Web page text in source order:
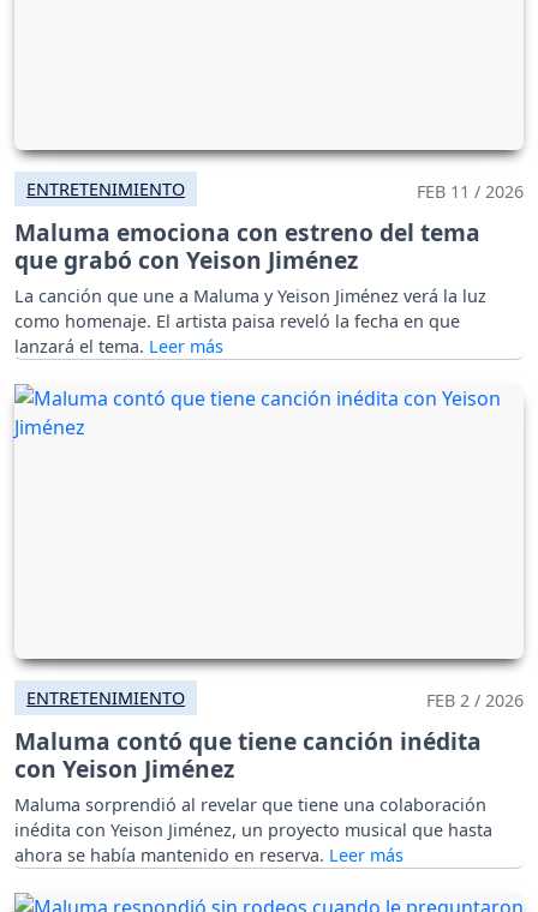
ENTRETENIMIENTO FEB 11 / 2026
Maluma emociona con estreno del tema
que grabó con Yeison Jiménez
La canción que une a Maluma y Yeison Jiménez verá la luz
como homenaje. El artista paisa reveló la fecha en que
lanzará el tema.
ENTRETENIMIENTO FEB 2 / 2026
Maluma contó que tiene canción inédita
con Yeison Jiménez
Maluma sorprendió al revelar que tiene una colaboración
inédita con Yeison Jiménez, un proyecto musical que hasta
ahora se había mantenido en reserva.